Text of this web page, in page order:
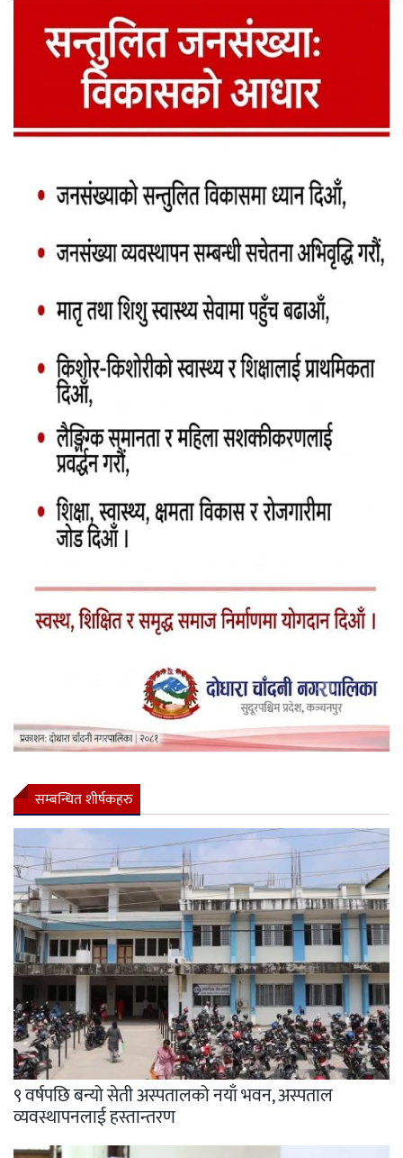
सम्बन्धित शीर्षकहरु
९ वर्षपछि बन्यो सेती अस्पतालको नयाँ भवन, अस्पताल
व्यवस्थापनलाई हस्तान्तरण